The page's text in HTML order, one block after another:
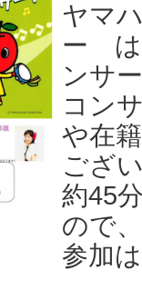
ヤマ
ー は
ンサ
コン
や在
ござ
約45
ので
参加